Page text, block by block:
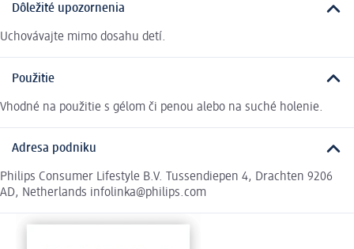
Dôležité upozornenia
Uchovávajte mimo dosahu detí.
Použitie
Vhodné na použitie s gélom či penou alebo na suché holenie.
Adresa podniku
Philips Consumer Lifestyle B.V. Tussendiepen 4, Drachten 9206
AD, Netherlands infolinka@philips.com